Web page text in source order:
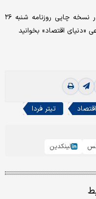
‌شما می‌توانید نسخه کامل گزارش‌ها را در نسخه چاپی روزنامه ‌شنبه ۲۶
«دنیای اقتصاد» بخوانید
تیتر فردا
لینکدین